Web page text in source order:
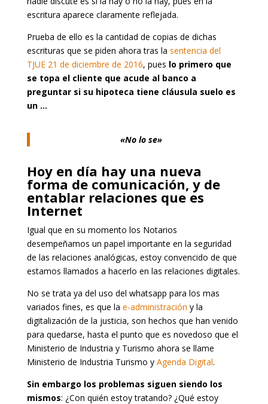
escritura aparece claramente reflejada.
Prueba de ello es la cantidad de copias de dichas
escrituras que se piden ahora tras la sentencia del
TJUE 21 de diciembre de 2016, pues lo primero que
se topa el cliente que acude al banco a
preguntar si su hipoteca tiene cláusula suelo es
un …
«No lo se»
Hoy en día hay una nueva
forma de comunicación, y de
entablar relaciones que es
Internet
Igual que en su momento los Notarios
desempeñamos un papel importante en la seguridad
de las relaciones analógicas, estoy convencido de que
estamos llamados a hacerlo en las relaciones digitales.
No se trata ya del uso del whatsapp para los mas
variados fines, es que la e-administración y la
digitalización de la justicia, son hechos que han venido
para quedarse, hasta el punto que es novedoso que el
Ministerio de Industria y Turismo ahora se llame
Ministerio de Industria Turismo y Agenda Digital.
Sin embargo los problemas siguen siendo los
mismos: ¿Con quién estoy tratando? ¿Qué estoy